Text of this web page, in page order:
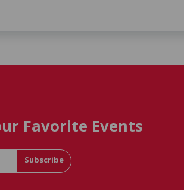
Favorite Events
Subscribe